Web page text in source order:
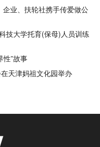
业、扶轮社携手传爱做公
技大学托育(保母)人员训练
性”故事
天津妈祖文化园举办